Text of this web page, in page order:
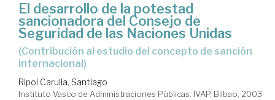
El desarrollo de la potestad
sancionadora del Consejo de
Seguridad de las Naciones Unidas
(contribución al estudio del concepto de sanción
internacional)
Ripol Carulla, Santiago
Instituto Vasco de Administraciones Públicas. IVAP. Bilbao, 2003